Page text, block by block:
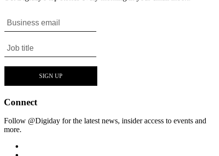
Connect
Follow @Digiday for the latest news, insider access to events and
more.